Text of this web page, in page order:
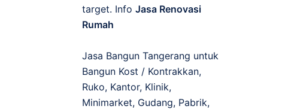
target. Info Jasa Renovasi
Rumah
Jasa Bangun Tangerang untuk
Bangun Kost / Kontrakkan,
Ruko, Kantor, Klinik,
Minimarket, Gudang, Pabrik,